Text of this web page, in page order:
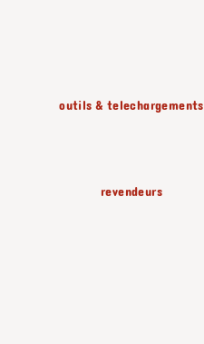
outils & telechargements
revendeurs
luminaires
papiers peints